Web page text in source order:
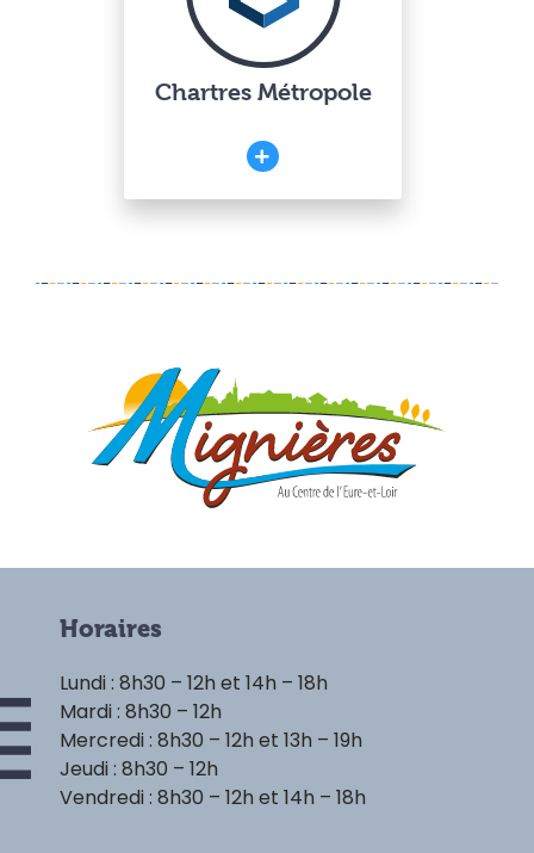
Chartres Métropole
Horaires
Lundi : 8h30 – 12h et 14h – 18h
Mardi : 8h30 – 12h
Mercredi : 8h30 – 12h et 13h – 19h
Jeudi : 8h30 – 12h
Vendredi : 8h30 – 12h et 14h – 18h